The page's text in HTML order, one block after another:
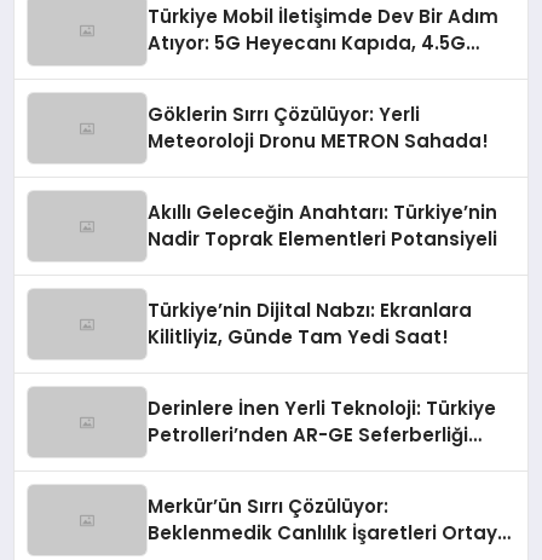
Türkiye Mobil İletişimde Dev Bir Adım
Atıyor: 5G Heyecanı Kapıda, 4.5G
Göklerin Sırrı Çözülüyor: Yerli
Meteoroloji Dronu METRON Sahada!
Akıllı Geleceğin Anahtarı: Türkiye’nin
Nadir Toprak Elementleri Potansiyeli
Türkiye’nin Dijital Nabzı: Ekranlara
Kilitliyiz, Günde Tam Yedi Saat!
Derinlere İnen Yerli Teknoloji: Türkiye
Petrolleri’nden AR-GE Seferberliği
Merkür’ün Sırrı Çözülüyor:
Beklenmedik Canlılık İşaretleri Ortaya